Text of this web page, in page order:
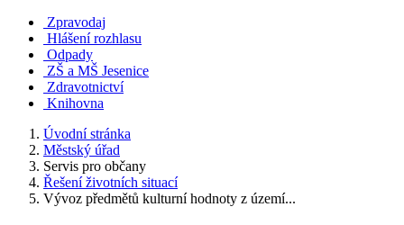
Zpravodaj
Hlášení rozhlasu
Odpady
ZŠ a MŠ Jesenice
Zdravotnictví
Knihovna
Úvodní stránka
Městský úřad
Servis pro občany
Řešení životních situací
Vývoz předmětů kulturní hodnoty z území...